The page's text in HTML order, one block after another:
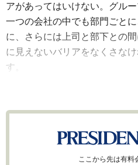
アがあってはいけない。グル
一つの会社の中でも部門ごと
に、さらには上司と部下との
に見えないバリアをなくさな
す。
ここから先は有料